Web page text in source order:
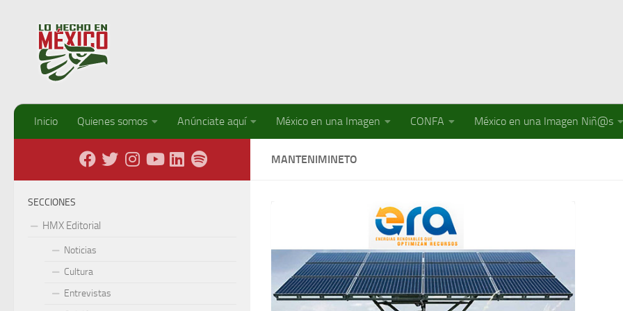
Inicio Quienes somos Anúnciate aquí México en una Imagen CONFA México en una Imagen Niñ@s
MANTENIMINETO
SECCIONES
HMX Editorial
Noticias
Cultura
Entrevistas